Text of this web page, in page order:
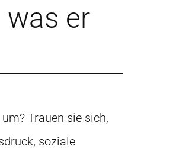
was er
Trauen sie sich,
soziale